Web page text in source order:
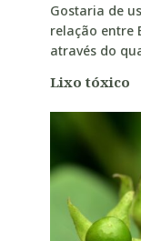
Gostaria de
relação entre
através do
Lixo tóxico